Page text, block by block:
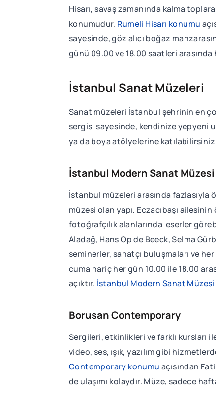
Hisarı, savaş zamanında kalma
konumudur. Rumeli Hisarı konumu
sayesinde, göz alıcı boğaz
günü 09.00 ve 18.00 saatleri arasında
İstanbul Sanat Müzeleri
Sanat müzeleri İstanbul şehrinin en
sergisi sayesinde, kendinize yepyeni
ya da boya atölyelerine katılabilirsiniz.
İstanbul Modern Sanat Müzesi
İstanbul müzeleri arasında
müzesi olan yapı, Eczacıbaşı
fotoğrafçılık alanlarında eserler
Aladağ, Hans Op de Beeck, Selma
seminerler, sanatçı buluşmaları ve
cuma hariç her gün 10.00 ile 18.00
açıktır. İstanbul Modern Sanat
Borusan Contemporary
Sergileri, etkinlikleri ve farklı kursları
video, ses, ışık, yazılım gibi
Contemporary konumu açısından
de ulaşımı kolaydır. Müze, sadece